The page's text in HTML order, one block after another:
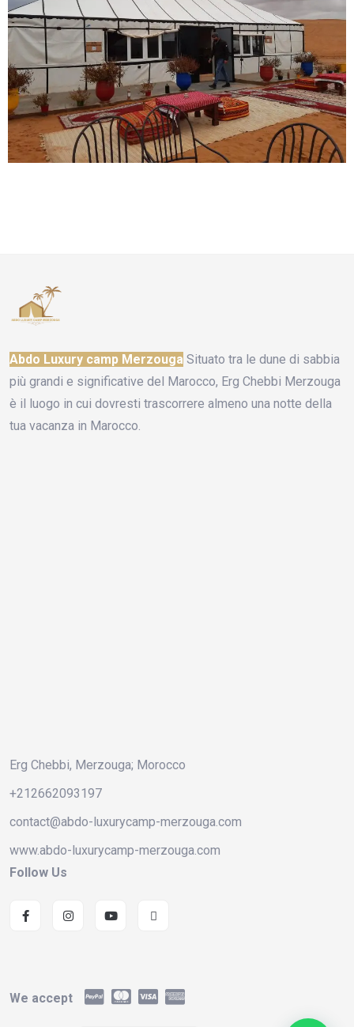
Abdo Luxury camp Merzouga Situato tra le dune di sabbia
più grandi e significative del Marocco, Erg Chebbi Merzouga
è il luogo in cui dovresti trascorrere almeno una notte della
tua vacanza in Marocco.
Erg Chebbi, Merzouga; Morocco
+212662093197
contact@abdo-luxurycamp-merzouga.com
www.abdo-luxurycamp-merzouga.com
Follow Us
We accept